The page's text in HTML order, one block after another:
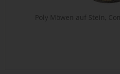
Poly Möwen auf Stein,